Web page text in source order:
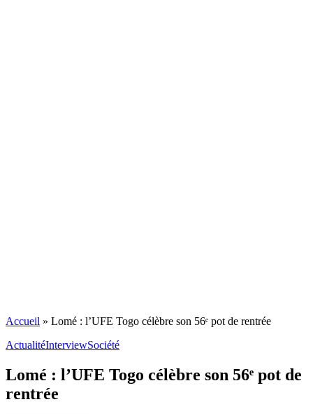
Accueil » Lomé : l’UFE Togo célèbre son 56ᵉ pot de rentrée
ActualitéInterviewSociété
Lomé : l’UFE Togo célèbre son 56ᵉ pot de
rentrée